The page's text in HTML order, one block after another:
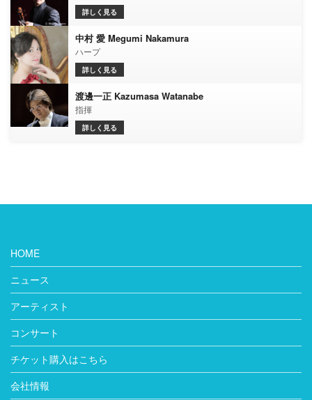
詳しく見る
中村 愛 Megumi Nakamura
ハープ
詳しく見る
渡邊一正 Kazumasa Watanabe
指揮
詳しく見る
HOME
ニュース
アーティスト
コンサート
チケット購入はこちら
会社情報